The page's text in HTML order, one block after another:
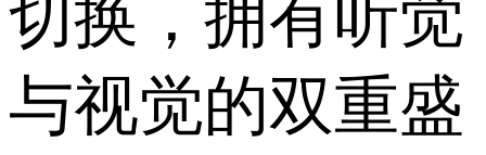
切换，拥有听觉
与视觉的双重盛